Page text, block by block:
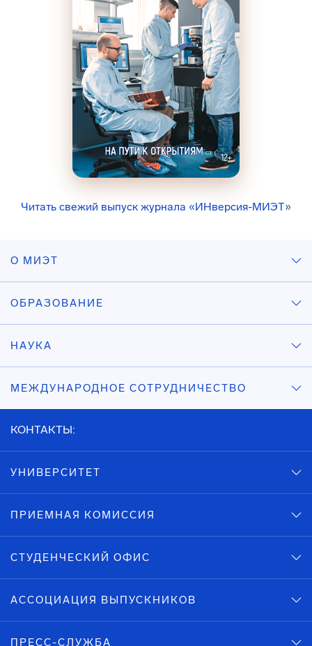
Читать свежий выпуск журнала «ИНверсия-МИЭТ»
О МИЭТ
ОБРАЗОВАНИЕ
НАУКА
МЕЖДУНАРОДНОЕ СОТРУДНИЧЕСТВО
КОНТАКТЫ:
УНИВЕРСИТЕТ
ПРИЕМНАЯ КОМИССИЯ
СТУДЕНЧЕСКИЙ ОФИС
АССОЦИАЦИЯ ВЫПУСКНИКОВ
ПРЕСС-СЛУЖБА